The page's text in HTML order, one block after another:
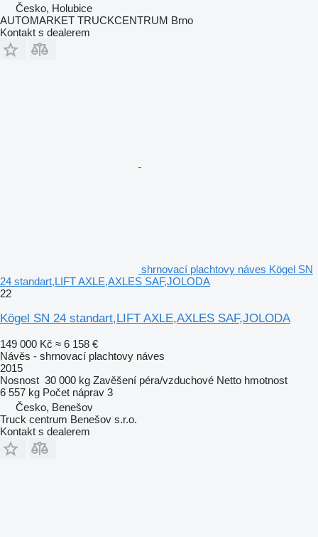
Česko, Holubice
AUTOMARKET TRUCKCENTRUM Brno
Kontakt s dealerem
shrnovací plachtovy náves Kögel SN
24 standart,LIFT AXLE,AXLES SAF,JOLODA
22
Kögel SN 24 standart,LIFT AXLE,AXLES SAF,JOLODA
149 000 Kč ≈ 6 158 €
Návěs - shrnovací plachtovy náves
2015
Nosnost 30 000 kg Zavěšení péra/vzduchové Netto hmotnost
6 557 kg Počet náprav 3
Česko, Benešov
Truck centrum Benešov s.r.o.
Kontakt s dealerem